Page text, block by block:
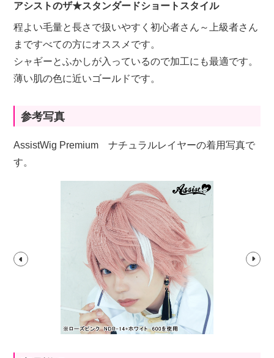
アシストのザ★スタンダードショートスタイル
程よい毛量と長さで扱いやすく初心者さん～上級者さん
まですべての方にオススメです。
シャギーとふかしが入っているので加工にも最適です。
薄い肌の色に近いゴールドです。
参考写真
AssistWig Premium ナチュラルレイヤーの着用写真で
す。